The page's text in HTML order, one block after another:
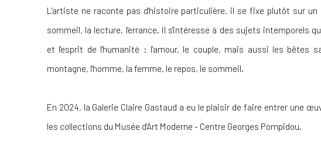
L'artiste ne raconte pas d'histoire particulière, il se fixe plutôt sur
sommeil, la lecture, l'errance. Il s'intéresse à des sujets intemporels
et l'esprit de l'humanité : l'amour, le couple, mais aussi les bêtes
montagne, l'homme, la femme, le repos, le sommeil.
En 2024, la Galerie Claire Gastaud a eu le plaisir de faire entrer une
les collections du Musée d'Art Moderne - Centre Georges Pompidou.